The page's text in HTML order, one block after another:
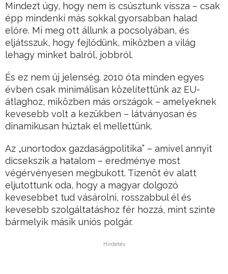
Mindezt úgy, hogy nem is csúsztunk vissza – csak
épp mindenki más sokkal gyorsabban halad
előre. Mi meg ott állunk a pocsolyában, és
eljátsszuk, hogy fejlődünk, miközben a világ
lehagy minket balról, jobbról.
És ez nem új jelenség. 2010 óta minden egyes
évben csak minimálisan közelítettünk az EU-
átlaghoz, miközben más országok – amelyeknek
kevesebb volt a kezükben – látványosan és
dinamikusan húztak el mellettünk.
Az „unortodox gazdaságpolitika” – amivel annyit
dicsekszik a hatalom – eredménye most
végérvényesen megbukott. Tizenöt év alatt
eljutottunk oda, hogy a magyar dolgozó
kevesebbet tud vásárolni, rosszabbul él és
kevesebb szolgáltatáshoz fér hozzá, mint szinte
bármelyik másik uniós polgár.
Hirdetés